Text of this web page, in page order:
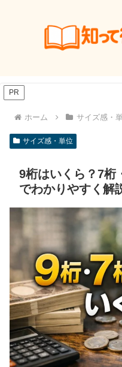
PR
ホーム サイズ感・
サイズ感・単位
9桁はいくら？7桁
でわかりやすく解